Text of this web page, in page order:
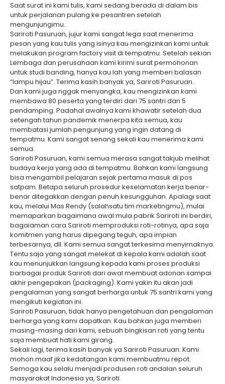
Saat surat ini kami tulis, kami sedang berada di dalam bis
untuk perjalanan pulang ke pesantren setelah
mengunjungimu.
Sariroti Pasuruan, jujur kami sangat lega saat menerima
pesan yang kau tulis yang isinya kau mengizinkan kami untuk
melakukan program factory visit di tempatmu. Setelah sekian
Lembaga dan perusahaan kami kirimi surat permohonan
untuk studi banding, hanya kau lah yang memberi balasan
“lampu hijau”. Terima kasih banyak ya, Sariroti Pasuruan.
Dan kami juga nggak menyangka, kau mengizinkan kami
membawa 80 peserta yang terdiri dari 75 santri dan 5
pendamping. Padahal awalnya kami khawatir setelah dua
setengah tahun pandemik menerpa kita semua, kau
membatasi jumlah pengunjung yang ingin datang di
tempatmu. Kami sangat senang sekali kau menerima kami
semua.
Sariroti Pasuruan, kami semua merasa sangat takjub melihat
budaya kerja yang ada di tempatmu. Bahkan kami langsung
bisa mengambil pelajaran sejak pertama masuk di pos
satpam. Betapa seluruh prosedur keselamatan kerja benar-
benar ditegakkan dengan penuh kesungguhan. Apalagi saat
kau, melalui Mas Rendy (salahsatu tim marketingmu), mulai
memaparkan bagaimana awal mula pabrik Sariroti ini berdiri,
bagaiaman cara Sariroti memproduksi roti-rotinya, apa saja
komitmen yang harus dipegang teguh, apa impian
terbesarnya, dll. Kami semua sangat terkesima menyimaknya.
Tentu saja yang sangat melekat di kepala kami adalah saat
kau menunjukkan langsung kepada kami proses produksi
barbagai produk Sariroti dari awal membuat adonan sampai
akhir pengepakan (packaging). Kami yakin itu akan jadi
pengalaman yang sangat berharga untuk 75 santri kami yang
mengikuti kegiatan ini.
Sariroti Pasuruan, tidak hanya pengetahuan dan pengalaman
berharga yang kami dapatkan. Kau bahkan juga memberi
masing-masing dari kami, sebuah bingkisan roti yang tentu
saja membuat hati kami girang.
Sekali lagi, terima kasih banyak ya Sariroti Pasuruan. Kami
mohon maaf jika kedatangan kami membuatmu repot.
Semoga kau selalu menjadi produsen roti andalan seluruh
masyarakat Indonesia ya, Sariroti.